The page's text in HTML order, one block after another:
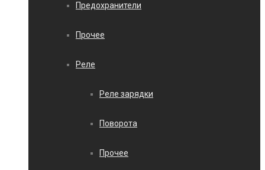
Предохранители
Прочее
Реле
Реле зарядки
Поворота
Прочее